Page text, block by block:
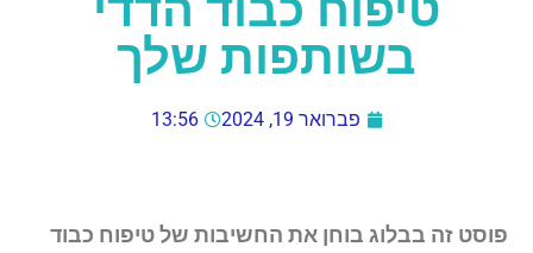
בשותפות שלך
פברואר 19, 2024 13:56
פוסט זה בבלוג בוחן את החשיבות של טיפוח כבוד